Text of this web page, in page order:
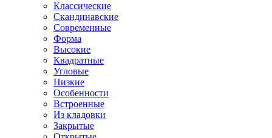
Классические
Скандинавские
Современные
Форма
Высокие
Квадратные
Угловые
Низкие
Особенности
Встроенные
Из кладовки
Закрытые